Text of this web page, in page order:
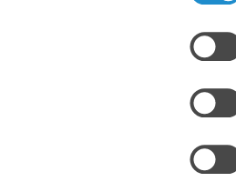
We geven dit adres niet door aan
bij zolang je je niet uitschrijft.